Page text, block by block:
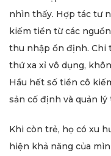
nhìn thấy. Hợp tác tư
kiếm tiền từ các
thu nhập ổn định. Chi
thứ xa xỉ vô dụng,
Hầu hết số tiền cô
sản cố định và quản
Khi còn trẻ, họ có xu
hiện khả năng của